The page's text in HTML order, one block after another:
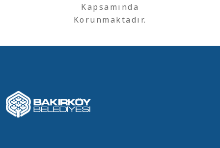
Kapsamında
Korunmaktadır.